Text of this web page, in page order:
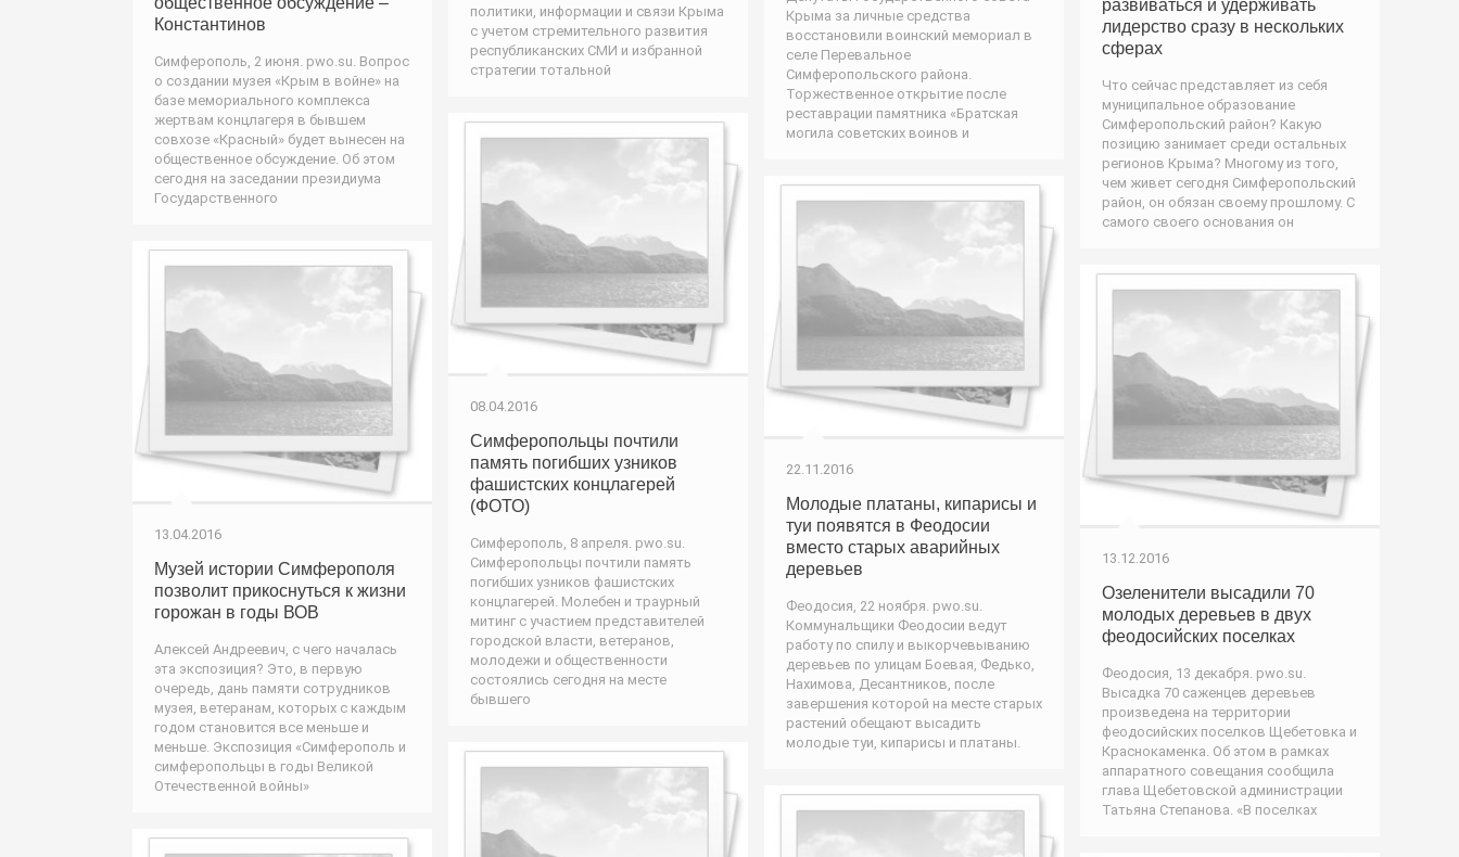
политики, информации и связи Крыма
с учетом стремительного развития
республиканских СМИ и избранной
стратегии тотальной
Крыма за личные средства
восстановили воинский мемориал в
селе Перевальное
Симферопольского района.
Торжественное открытие после
реставрации памятника «Братская
могила советских воинов и
Константинов
Симферополь, 2 июня. pwo.su. Вопрос
о создании музея «Крым в войне» на
базе мемориального комплекса
жертвам концлагеря в бывшем
совхозе «Красный» будет вынесен на
общественное обсуждение. Об этом
сегодня на заседании президиума
Государственного
развиваться и удерживать
лидерство сразу в нескольких
сферах
Что сейчас представляет из себя
муниципальное образование
Симферопольский район? Какую
позицию занимает среди остальных
регионов Крыма? Многому из того,
чем живет сегодня Симферопольский
район, он обязан своему прошлому. С
самого своего основания он
08.04.2016
Симферопольцы почтили
память погибших узников
фашистских концлагерей
(ФОТО)
Симферополь, 8 апреля. pwo.su.
Симферопольцы почтили память
погибших узников фашистских
концлагерей. Молебен и траурный
митинг с участием представителей
городской власти, ветеранов,
молодежи и общественности
состоялись сегодня на месте
бывшего
22.11.2016
Молодые платаны, кипарисы и
туи появятся в Феодосии
вместо старых аварийных
деревьев
Феодосия, 22 ноября. pwo.su.
Коммунальщики Феодосии ведут
работу по спилу и выкорчевыванию
деревьев по улицам Боевая, Федько,
Нахимова, Десантников, после
завершения которой на месте старых
растений обещают высадить
молодые туи, кипарисы и платаны.
13.04.2016
Музей истории Симферополя
позволит прикоснуться к жизни
горожан в годы ВОВ
Алексей Андреевич, с чего началась
эта экспозиция? Это, в первую
очередь, дань памяти сотрудников
музея, ветеранам, которых с каждым
годом становится все меньше и
меньше. Экспозиция «Симферополь и
симферопольцы в годы Великой
Отечественной войны»
13.12.2016
Озеленители высадили 70
молодых деревьев в двух
феодосийских поселках
Феодосия, 13 декабря. pwo.su.
Высадка 70 саженцев деревьев
произведена на территории
феодосийских поселков Щебетовка и
Краснокаменка. Об этом в рамках
аппаратного совещания сообщила
глава Щебетовской администрации
Татьяна Степанова. «В поселках